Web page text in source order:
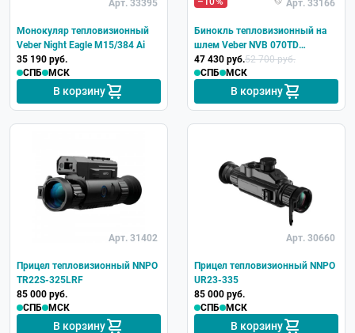
Арт. 33395
Монокуляр тепловизионный
Veber Night Eagle M15/384 Ai
35 190 руб.
СПБ
МСК
В корзину
Арт. 33166
Бинокль тепловизионный на
шлем Veber NVB 070TD
цифровой с функцией ночного
видения
47 430 руб.52 700 руб.
СПБ
МСК
В корзину
Арт. 31402
Прицел тепловизионный NNPO
TR22S-325LRF
85 000 руб.
СПБ
МСК
В корзину
Арт. 30660
Прицел тепловизионный NNPO
UR23-335
85 000 руб.
СПБ
МСК
В корзину